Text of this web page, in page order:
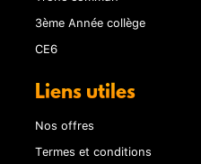
3ème Année collège
CE6
Liens utiles
Nos offres
Termes et conditions